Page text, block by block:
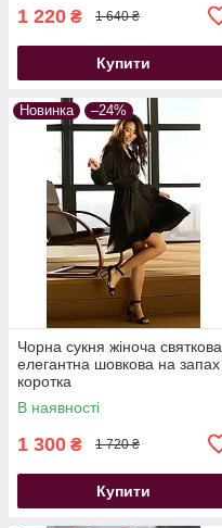
1 220 ₴ 1 640 ₴
Купити
Новинка –24%
Чорна сукня жіноча святкова
елегантна шовкова на запах
коротка
В наявності
1 300 ₴ 1 720 ₴
Купити